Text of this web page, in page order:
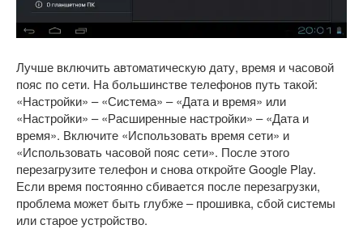
Лучше включить автоматическую дату, время и часовой
пояс по сети. На большинстве телефонов путь такой:
«Настройки» – «Система» – «Дата и время» или
«Настройки» – «Расширенные настройки» – «Дата и
время». Включите «Использовать время сети» и
«Использовать часовой пояс сети». После этого
перезагрузите телефон и снова откройте Google Play.
Если время постоянно сбивается после перезагрузки,
проблема может быть глубже – прошивка, сбой системы
или старое устройство.